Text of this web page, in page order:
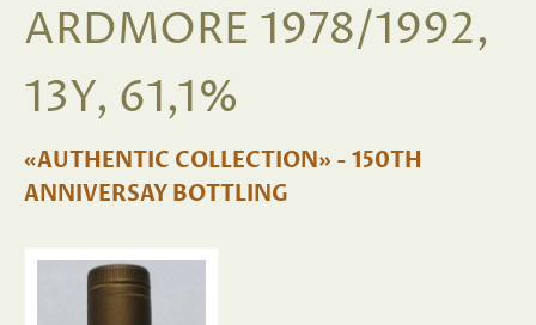
ARDMORE 1978/1992,
13Y, 61,1%
«AUTHENTIC COLLECTION» - 150TH
ANNIVERSAY BOTTLING